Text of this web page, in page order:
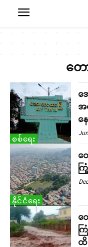
တေ
စစ်ရေး
အ
အ
နေ
နိုင်ငံရေး
တ
က
တ
က
ထိ